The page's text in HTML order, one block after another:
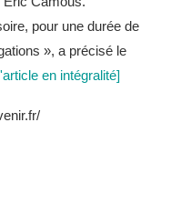
pour une durée de
», a précisé le
en intégralité]